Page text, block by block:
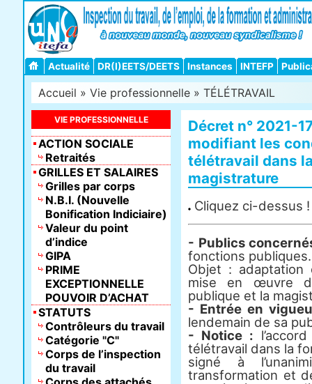
Actualité DR(I)EETS/DEETS Instances INTEFP
Accueil » Vie professionnelle » TÉLÉTRAVAIL
Décret n° 2021-
modifiant les
télétravail dans
magistrature
Cliquez ci-dessus !
- Publics
fonctions publiques.
Objet :
mise en œuvre
publique et la
- Entrée en
lendemain de sa
- Notice :
télétravail dans la
signé à
transformation et
VIE PROFESSIONNELLE
ACTION SOCIALE
Retraités
GRILLES ET SALAIRES
Grilles par corps
N.B.I. (Nouvelle
Bonification Indiciaire)
Valeur du point
d’indice
GIPA
PRIME
EXCEPTIONNELLE
POUVOIR D’ACHAT
STATUTS
Contrôleurs du travail
Catégorie "C"
Corps de l’inspection
du travail